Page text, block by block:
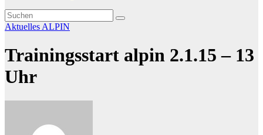
Aktuelles ALPIN
Trainingsstart alpin 2.1.15 – 13
Uhr